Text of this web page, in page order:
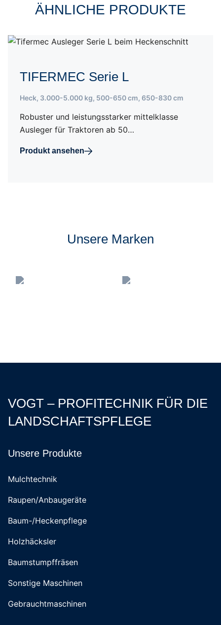
ÄHNLICHE PRODUKTE
TIFERMEC Serie L
Heck, 3.000-5.000 kg, 500-650 cm, 650-830 cm
Robuster und leistungsstarker mittelklasse
Ausleger für Traktoren ab 50…
Produkt ansehen
Unsere Marken
VOGT – PROFITECHNIK FÜR DIE
LANDSCHAFTSPFLEGE
Unsere Produkte
Mulchtechnik
Raupen/Anbaugeräte
Baum-/Heckenpflege
Holzhäcksler
Baumstumpffräsen
Sonstige Maschinen
Gebrauchtmaschinen